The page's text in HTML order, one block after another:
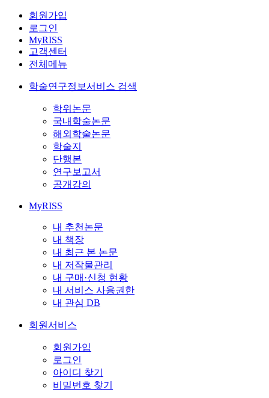
회원가입
로그인
MyRISS
고객센터
전체메뉴
학술연구정보서비스 검색
학위논문
국내학술논문
해외학술논문
학술지
단행본
연구보고서
공개강의
MyRISS
내 추천논문
내 책장
내 최근 본 논문
내 저작물관리
내 구매·신청 현황
내 서비스 사용권한
내 관심 DB
회원서비스
회원가입
로그인
아이디 찾기
비밀번호 찾기